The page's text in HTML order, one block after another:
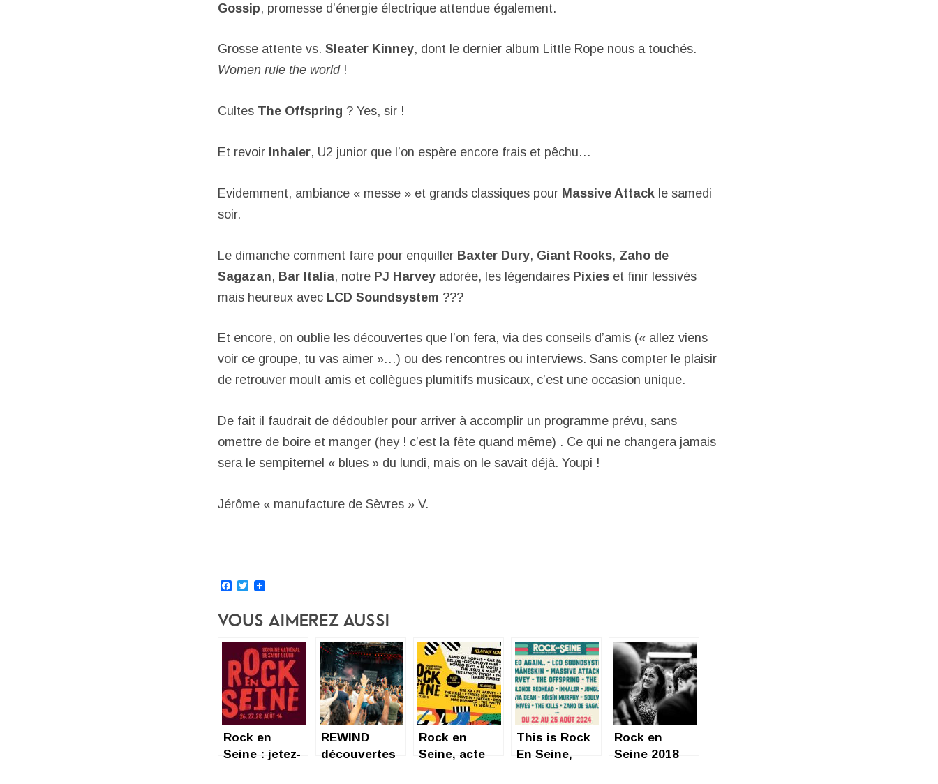
Gossip, promesse d’énergie électrique attendue également.
Grosse attente vs. Sleater Kinney, dont le dernier album Little Rope nous a touchés.
Women rule the world!
Cultes The Offspring ? Yes, sir !
Et revoir Inhaler, U2 junior que l’on espère encore frais et pêchu…
Evidemment, ambiance « messe » et grands classiques pour Massive Attack le samedi
soir.
Le dimanche comment faire pour enquiller Baxter Dury, Giant Rooks, Zaho de
Sagazan, Bar Italia, notre PJ Harvey adorée, les légendaires Pixies et finir lessivés
mais heureux avec LCD Soundsystem ???
Et encore, on oublie les découvertes que l’on fera, via des conseils d’amis (« allez viens
voir ce groupe, tu vas aimer »…) ou des rencontres ou interviews. Sans compter le plaisir
de retrouver moult amis et collègues plumitifs musicaux, c’est une occasion unique.
De fait il faudrait de dédoubler pour arriver à accomplir un programme prévu, sans
omettre de boire et manger (hey ! c’est la fête quand même) . Ce qui ne changera jamais
sera le sempiternel « blues » du lundi, mais on le savait déjà. Youpi !
Jérôme « manufacture de Sèvres » V.
Facebook
Twitter
Vous Aimerez Aussi
Rock en
Seine : jetez-
REWIND
découvertes
Rock en
Seine, acte
This is Rock
En Seine,
Rock en
Seine 2018